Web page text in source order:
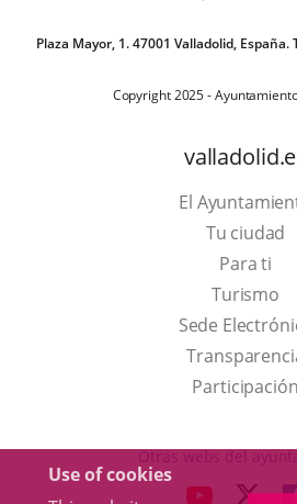
Use of cookies
Plaza Mayor, 1. 47001 Valladolid, España.
Copyright 2025 -
El
Tu ciudad
Para ti
Turismo
a
Sede
Participación
Otras webs del
LINK